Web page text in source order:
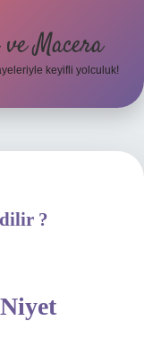
Macera
keyifli yolculuk!
?